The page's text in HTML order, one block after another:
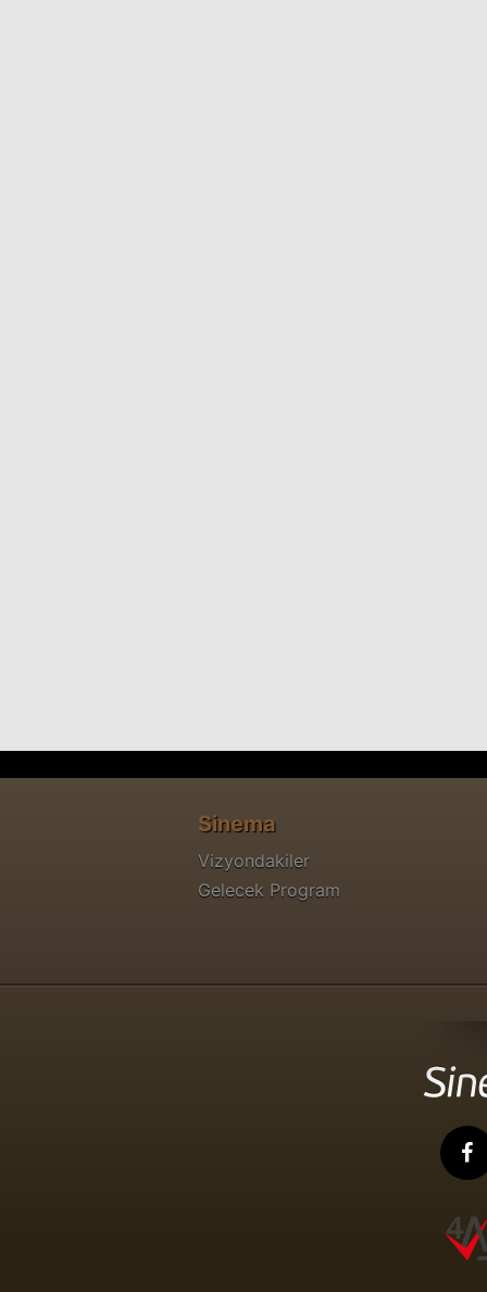
Sinema
Vizyondakiler
Gelecek Program